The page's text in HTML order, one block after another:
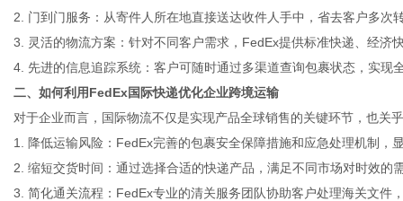
2. 门到门服务：从寄件人所在地直接送达收件人手中，省去客户多次
3. 灵活的物流方案：针对不同客户需求，FedEx提供标准快递、经济
4. 先进的信息追踪系统：客户可随时通过多渠道查询包裹状态，实现
二、如何利用FedEx国际快递优化企业跨境运输
对于企业而言，国际物流不仅是实现产品全球销售的关键环节，也关
1. 降低运输风险：FedEx完善的包裹安全保障措施和应急处理机制，
2. 缩短交货时间：通过选择合适的快递产品，满足不同市场对时效的
3. 简化通关流程：FedEx专业的清关服务团队协助客户处理海关文件